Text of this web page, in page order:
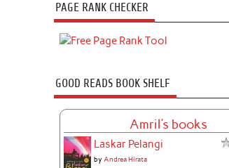
PAGE RANK CHECKER
GOOD READS BOOK SHELF
Amril's books
Laskar Pelangi
by Andrea Hirata